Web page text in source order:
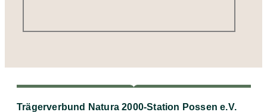
Trägerverbund Natura 2000-Station Possen e.V.